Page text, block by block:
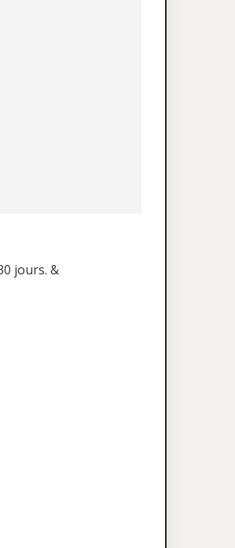
jours. &